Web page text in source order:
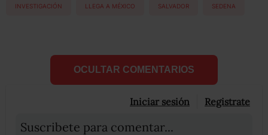
INVESTIGACIÓN LLEGA A MÉXICO SALVADOR SEDENA
OCULTAR COMENTARIOS
Iniciar sesión Registrate
Suscribete para comentar...